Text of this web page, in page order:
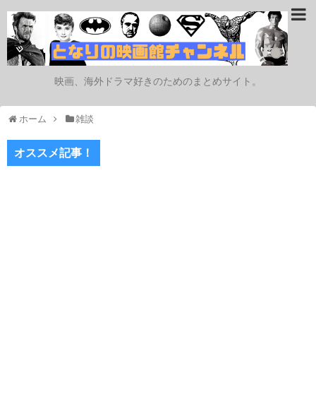
映画、海外ドラマ好きのためのまとめサイト。
ホーム 雑談
オススメ記事！